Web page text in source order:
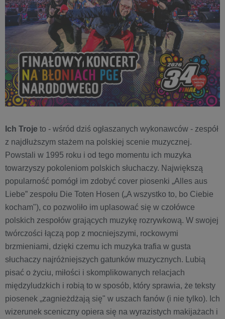
Ich Troje to - wśród dziś ogłaszanych wykonawców - zespół
z najdłuższym stażem na polskiej scenie muzycznej.
Powstali w 1995 roku i od tego momentu ich muzyka
towarzyszy pokoleniom polskich słuchaczy. Największą
popularność pomógł im zdobyć cover piosenki „Alles aus
Liebe” zespołu Die Toten Hosen („A wszystko to, bo Ciebie
kocham"), co pozwoliło im uplasować się w czołówce
polskich zespołów grających muzykę rozrywkową. W swojej
twórczości łączą pop z mocniejszymi, rockowymi
brzmieniami, dzięki czemu ich muzyka trafia w gusta
słuchaczy najróżniejszych gatunków muzycznych. Lubią
pisać o życiu, miłości i skomplikowanych relacjach
międzyludzkich i robią to w sposób, który sprawia, że teksty
piosenek „zagnieżdżają się" w uszach fanów (i nie tylko). Ich
wizerunek sceniczny opiera się na wyrazistych makijażach i